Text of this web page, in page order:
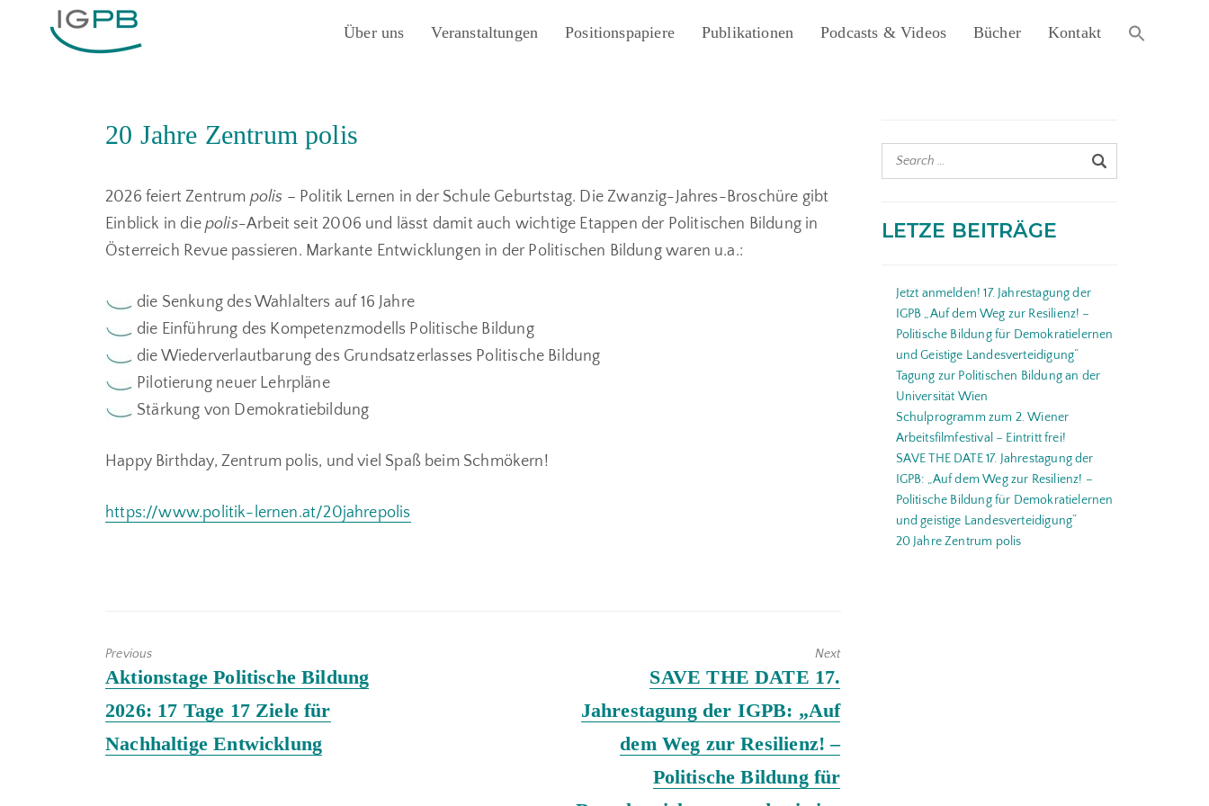
Über uns Veranstaltungen Positionspapiere Publikationen Podcasts & Videos Bücher Kontakt
20 Jahre Zentrum polis
2026 feiert Zentrum polis – Politik Lernen in der Schule Geburtstag. Die Zwanzig-Jahres-Broschüre gibt
Einblick in die polis-Arbeit seit 2006 und lässt damit auch wichtige Etappen der Politischen Bildung in
Österreich Revue passieren. Markante Entwicklungen in der Politischen Bildung waren u.a.:
die Senkung des Wahlalters auf 16 Jahre
die Einführung des Kompetenzmodells Politische Bildung
die Wiederverlautbarung des Grundsatzerlasses Politische Bildung
Pilotierung neuer Lehrpläne
Stärkung von Demokratiebildung
Happy Birthday, Zentrum polis, und viel Spaß beim Schmökern!
https://www.politik-lernen.at/20jahrepolis
Previous
Previous
post:
Aktionstage Politische Bildung
2026: 17 Tage 17 Ziele für
Nachhaltige Entwicklung
Next
Next
SAVE THE DATE 17.
Jahrestagung der IGPB: „Auf
dem Weg zur Resilienz! –
Politische Bildung für
LETZE BEITRÄGE
Jetzt anmelden! 17. Jahrestagung der
IGPB „Auf dem Weg zur Resilienz! –
Politische Bildung für Demokratielernen
und Geistige Landesverteidigung“
Tagung zur Politischen Bildung an der
Universität Wien
Schulprogramm zum 2. Wiener
Arbeitsfilmfestival – Eintritt frei!
SAVE THE DATE 17. Jahrestagung der
IGPB: „Auf dem Weg zur Resilienz! –
Politische Bildung für Demokratielernen
und geistige Landesverteidigung“
20 Jahre Zentrum polis